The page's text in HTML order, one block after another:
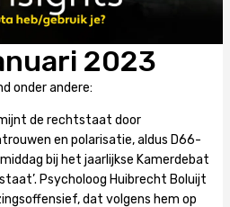
2023
onder andere:
de rechtstaat door
en polarisatie, aldus D66-
bij het jaarlijkse Kamerdebat
Psycholoog Huibrecht Boluijt
dat volgens hem op